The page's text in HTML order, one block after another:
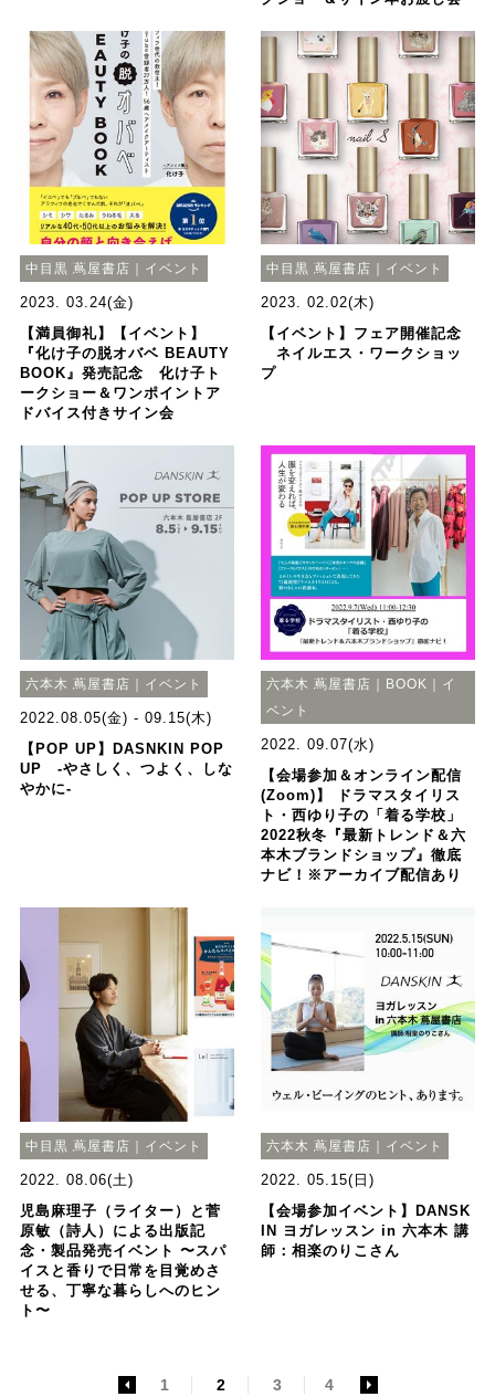
中目黒 蔦屋書店｜イベント
2023. 03.24(金)
【満員御礼】【イベント】
『化け子の脱オバベ BEAUTY
BOOK』発売記念 化け子ト
ークショー＆ワンポイントア
ドバイス付きサイン会
中目黒 蔦屋書店｜イベント
2023. 02.02(木)
【イベント】フェア開催記念
ネイルエス・ワークショッ
プ
六本木 蔦屋書店｜イベント
2022.08.05(金) - 09.15(木)
【POP UP】DASNKIN POP
UP -やさしく、つよく、しな
やかに-
六本木 蔦屋書店｜BOOK｜イ
ベント
2022. 09.07(水)
【会場参加＆オンライン配信
(Zoom)】 ドラマスタイリス
ト・西ゆり子の「着る学校」
2022秋冬『最新トレンド＆六
本木ブランドショップ』徹底
ナビ！※アーカイブ配信あり
中目黒 蔦屋書店｜イベント
2022. 08.06(土)
児島麻理子（ライター）と菅
原敏（詩人）による出版記
念・製品発売イベント 〜スパ
イスと香りで日常を目覚めさ
せる、丁寧な暮らしへのヒン
ト〜
六本木 蔦屋書店｜イベント
2022. 05.15(日)
【会場参加イベント】DANSK
IN ヨガレッスン in 六本木 講
師：相楽のりこさん
1 2 3 4